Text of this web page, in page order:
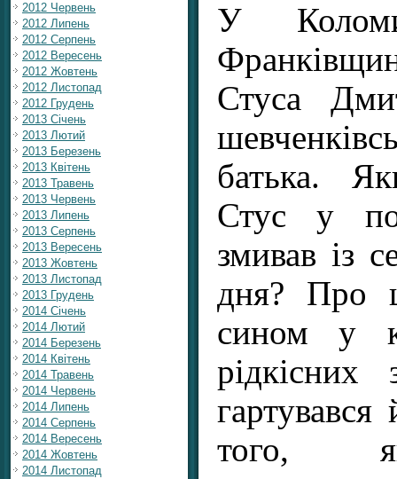
2012 Червень
2012 Липень
2012 Серпень
2012 Вересень
2012 Жовтень
2012 Листопад
2012 Грудень
2013 Січень
2013 Лютий
2013 Березень
2013 Квітень
2013 Травень
2013 Червень
2013 Липень
2013 Серпень
2013 Вересень
2013 Жовтень
2013 Листопад
2013 Грудень
2014 Січень
2014 Лютий
2014 Березень
2014 Квітень
2014 Травень
2014 Червень
2014 Липень
2014 Серпень
2014 Вересень
2014 Жовтень
2014 Листопад
У
Стуса
батька.
Стус у
змивав із
дня? Про
сином у
рідкісних
того,